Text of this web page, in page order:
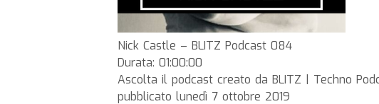
Nick Castle – BLITZ Podcast 084
Durata: 01:00:00
Ascolta il podcast creato da BLITZ | Techno
pubblicato lunedì 7 ottobre 2019